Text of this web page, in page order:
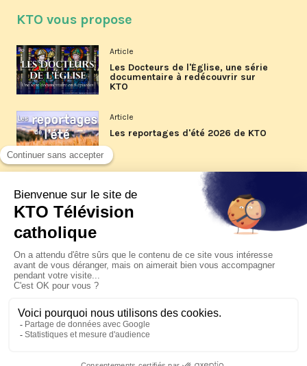
KTO vous propose
Article
Les Docteurs de l'Église, une série
documentaire à redécouvrir sur
KTO
Article
Les reportages d'été 2026 de KTO
La visite pastorale du pape Léon
XIV à Assise à suivre sur KTO le
jeudi 6 août
Le pape en Uruguay, Argentine et
Pérou du 6 au 17 novembre 2026
© KTO 2026 —Contact